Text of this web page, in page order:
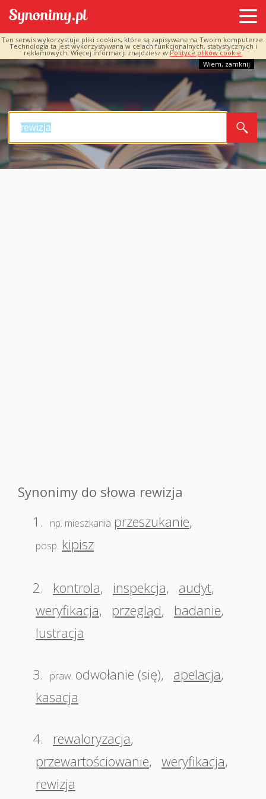
Ten serwis wykorzystuje pliki cookies, które są zapisywane na Twoim komputerze.
Technologia ta jest wykorzystywana w celach funkcjonalnych, statystycznych i
reklamowych. Więcej informacji znajdziesz w Polityce plików cookie.
Wiem, zamknij
Synonimy do słowa rewizja
1.
np. mieszkania przeszukanie,
posp. kipisz
2. kontrola, inspekcja, audyt,
weryfikacja, przegląd, badanie,
lustracja
3. praw. odwołanie (się), apelacja,
kasacja
4. rewaloryzacja,
przewartościowanie, weryfikacja,
rewizja